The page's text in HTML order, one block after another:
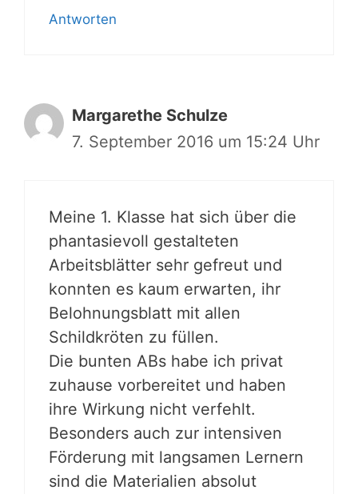
Antworten
Margarethe Schulze
7. September 2016 um 15:24 Uhr
Meine 1. Klasse hat sich über die
phantasievoll gestalteten
Arbeitsblätter sehr gefreut und
konnten es kaum erwarten, ihr
Belohnungsblatt mit allen
Schildkröten zu füllen.
Die bunten ABs habe ich privat
zuhause vorbereitet und haben
ihre Wirkung nicht verfehlt.
Besonders auch zur intensiven
Förderung mit langsamen Lernern
sind die Materialien absolut